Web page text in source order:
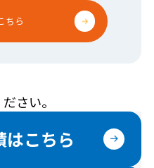
ちら
さい。
はこちら